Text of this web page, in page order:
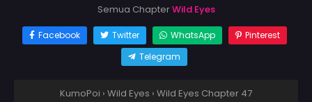
Semua ChapterWild Eyes
Facebook Twitter WhatsApp
Pinterest
Telegram
KumoPoi › Wild Eyes › Wild Eyes Chapter 47